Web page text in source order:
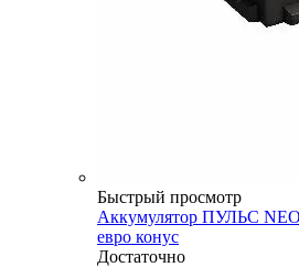
Быстрый просмотр
Аккумулятор ПУЛЬС
евро конус
Достаточно